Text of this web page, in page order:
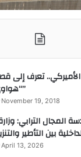
تعرف إلى
“هواوي”
November 19, 2018
بين التأطير
April 13, 2026